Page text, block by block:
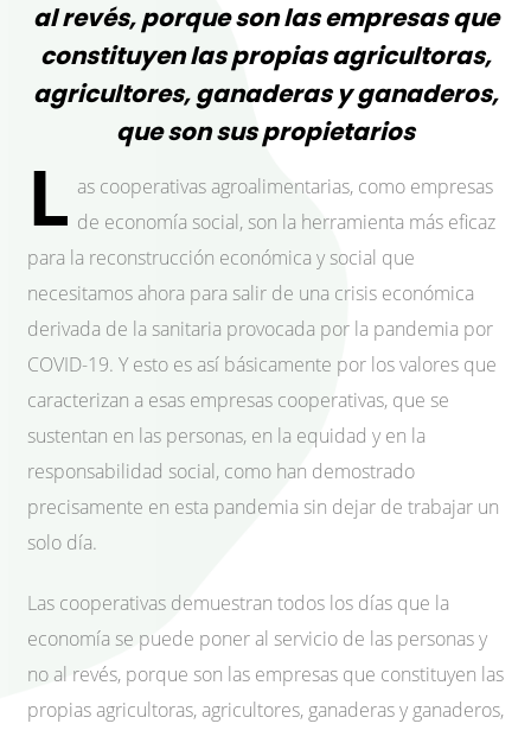
al revés, porque son las empresas que
constituyen las propias agricultoras,
agricultores, ganaderas y ganaderos,
que son sus propietarios
L as cooperativas agroalimentarias, como empresas
de economía social, son la herramienta más eficaz
para la reconstrucción económica y social que
necesitamos ahora para salir de una crisis económica
derivada de la sanitaria provocada por la pandemia por
COVID-19. Y esto es así básicamente por los valores que
caracterizan a esas empresas cooperativas, que se
sustentan en las personas, en la equidad y en la
responsabilidad social, como han demostrado
precisamente en esta pandemia sin dejar de trabajar un
solo día.
Las cooperativas demuestran todos los días que la
economía se puede poner al servicio de las personas y
no al revés, porque son las empresas que constituyen las
propias agricultoras, agricultores, ganaderas y ganaderos,